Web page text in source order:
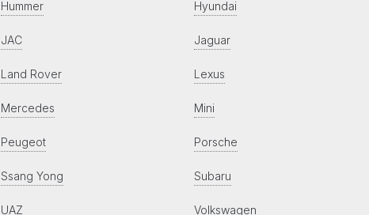
Hummer Hyundai
JAC Jaguar
Land Rover Lexus
Mercedes Mini
Peugeot Porsche
Ssang Yong Subaru
UAZ Volkswagen